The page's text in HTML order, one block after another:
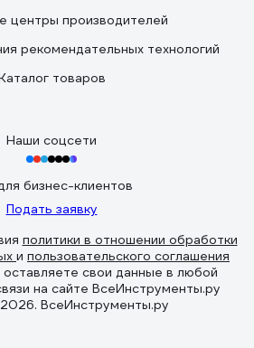
центры производителей
рекомендательных технологий
товаров
Наши соцсети
бизнес-клиентов
Подать заявку
политики в отношении обработки
и пользовательского соглашения
оставляете свои данные в любой
на сайте ВсеИнструменты.ру
ВсеИнструменты.ру